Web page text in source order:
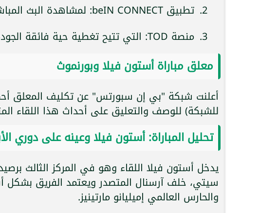
تطبيق beIN CONNECT: لمشاهدة البث المباشر عبر الجوال والأجهزة اللوحية.
منصة TOD: التي تتيح تغطية حية فائقة الجودة وبدون تقطيع.
معلق مباراة أستون فيلا وبورنموث
أعلنت شبكة "بي إن سبورتس" عن تكليف المعلق
للشبكة) للوصف والتعليق على أحداث هذا اللقاء
تحليل المباراة: أستون فيلا وعينه على دوري
سيتي، خلف آرسنال المتصدر ويعتمد الفريق بشكل
والحارس العالمي إميليانو مارتينيز.